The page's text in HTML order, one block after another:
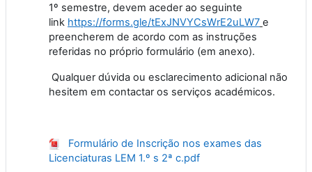
1º semestre, devem aceder ao seguinte
link https://forms.gle/tExJNVYCsWrE2uLW7 e
preencherem de acordo com as instruções
referidas no próprio formulário (em anexo).
Qualquer dúvida ou esclarecimento adicional não
hesitem em contactar os serviços académicos.
Formulário de Inscrição nos exames das
Licenciaturas LEM 1.º s 2ª c.pdf